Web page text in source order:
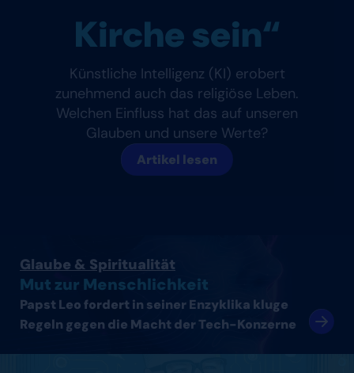
Kirche sein“
Künstliche Intelligenz (KI) erobert
zunehmend auch das religiöse Leben.
Welchen Einfluss hat das auf unseren
Glauben und unsere Werte?
Artikel lesen
Glaube & Spiritualität
Mut zur Menschlichkeit
Papst Leo fordert in seiner Enzyklika kluge
Regeln gegen die Macht der Tech-Konzerne